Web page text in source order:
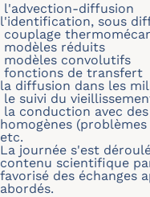
l'advection-diffusion
l'identification, sous
couplage
modèles réduits
modèles convolutifs
fonctions de transfert
la diffusion dans les
le suivi du
la conduction avec
homogènes
etc.
La journée s'est
contenu scientifique
favorisé des échanges
abordés.